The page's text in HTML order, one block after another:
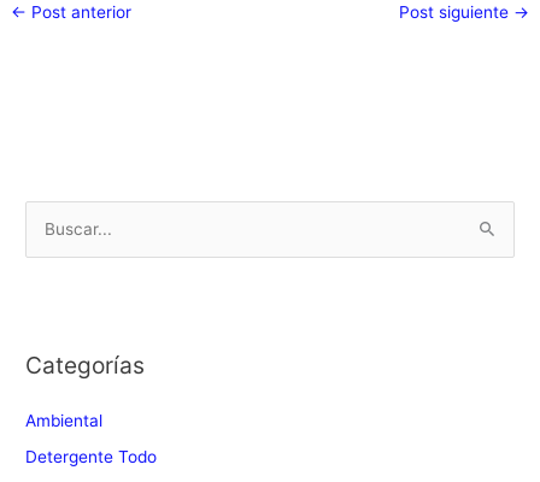
← Post anterior Post siguiente →
a
:
Categorías
Ambiental
Detergente Todo